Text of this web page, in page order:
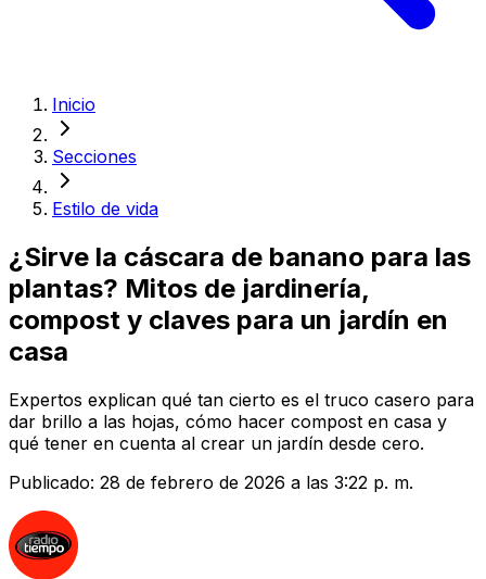
Inicio
Secciones
Estilo de vida
¿Sirve la cáscara de banano para las
plantas? Mitos de jardinería,
compost y claves para un jardín en
casa
Expertos explican qué tan cierto es el truco casero para
dar brillo a las hojas, cómo hacer compost en casa y
qué tener en cuenta al crear un jardín desde cero.
Publicado: 28 de febrero de 2026 a las 3:22 p. m.